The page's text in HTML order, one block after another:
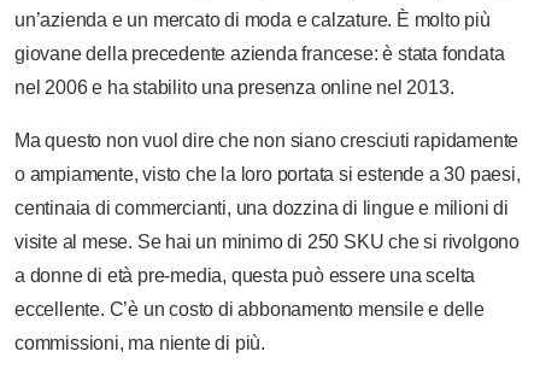
un’azienda e un mercato di moda e calzature. È molto più
giovane della precedente azienda francese: è stata fondata
nel 2006 e ha stabilito una presenza online nel 2013.
Ma questo non vuol dire che non siano cresciuti rapidamente
o ampiamente, visto che la loro portata si estende a 30 paesi,
centinaia di commercianti, una dozzina di lingue e milioni di
visite al mese. Se hai un minimo di 250 SKU che si rivolgono
a donne di età pre-media, questa può essere una scelta
eccellente. C’è un costo di abbonamento mensile e delle
commissioni, ma niente di più.